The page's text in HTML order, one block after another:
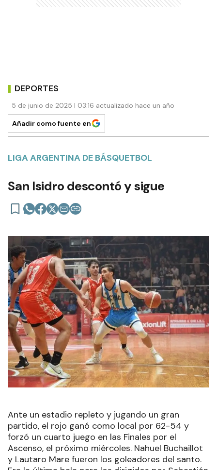
DEPORTES
5 de junio de 2025 | 03:16 actualizado hace un año
Añadir como fuente en
LIGA ARGENTINA DE BÁSQUETBOL
San Isidro descontó y sigue
Ante un estadio repleto y jugando un gran
partido, el rojo ganó como local por 62-54 y
forzó un cuarto juego en las Finales por el
Ascenso, el próximo miércoles. Nahuel Buchaillot
y Lautaro Mare fueron los goleadores del santo.